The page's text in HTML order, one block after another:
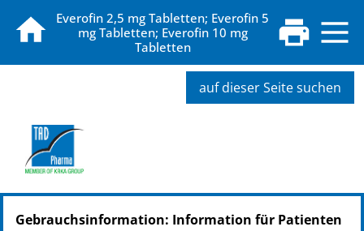
Everofin 2,5 mg Tabletten; Everofin 5
mg Tabletten; Everofin 10 mg
Tabletten
auf dieser Seite suchen
PZN: 17605345
PPN: 111760534564
Gebrauchsinformation: Information für Patienten